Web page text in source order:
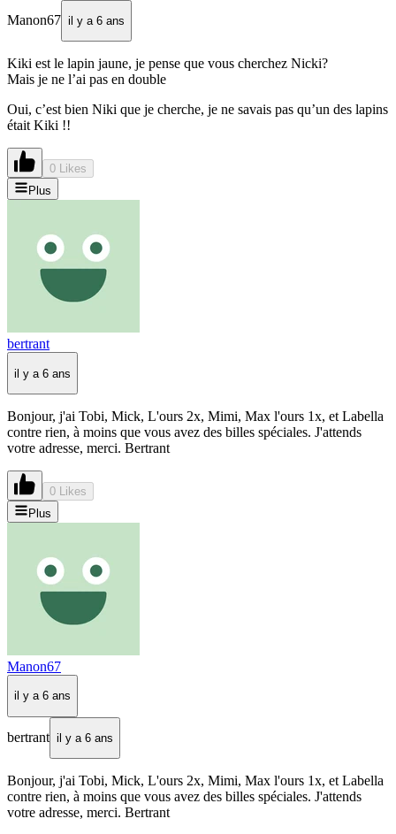
Manon67 il y a 6 ans
Kiki est le lapin jaune, je pense que vous cherchez Nicki?
Mais je ne l’ai pas en double
Oui, c’est bien Niki que je cherche, je ne savais pas qu’un des lapins
était Kiki !!
0 Likes
Plus
bertrant
il y a 6 ans
Bonjour, j'ai Tobi, Mick, L'ours 2x, Mimi, Max l'ours 1x, et Labella
contre rien, à moins que vous avez des billes spéciales. J'attends
votre adresse, merci. Bertrant
0 Likes
Plus
Manon67
il y a 6 ans
bertrant il y a 6 ans
Bonjour, j'ai Tobi, Mick, L'ours 2x, Mimi, Max l'ours 1x, et Labella
contre rien, à moins que vous avez des billes spéciales. J'attends
votre adresse, merci. Bertrant